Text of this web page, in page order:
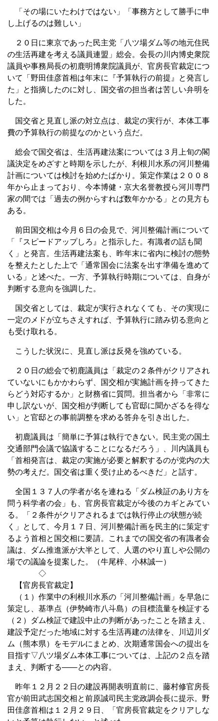
「その場にいたわけではない」「事務方として勝手に申
し上げるのは難しい」
２０日に東京であった民主党「八ツ場ダム等の地元住民
の生活再建を考える議員連盟」総会。会長の川内博史衆院
議員や事務局長の初鹿明博衆院議員が、官房長官裁定につ
いて「野田佳彦首相は年末に『予算執行の前提』と発言し
た」と指摘したのに対し、国交省の担当者は苦しい弁明を
した。
国交省と見直し派の対立点は、裁定の実行が、本体工事
費の予算執行の前提なのかという点だ。
総会で国交省は、生活再建法案については３月上旬の閣
議決定をめざすと時期を示したが、利根川水系の河川整備
計画については検討を始めたばかり。策定作業は２００８
年から止まっており、今本博健・京大名誉教授ら河川専門
家の間では「過去の例からすれば数年かかる」との見方も
ある。
前田国交相は今月６日の会見で、河川整備計画について
「『スピードアップしろ』と指示した。有識者の話も聞
く」と発言。生活再建法案も、昨年末に省内に検討の態勢
を整えたとした上で「通常国会に法案を出す準備を進めて
いる」と述べた。一方、予算執行時期については、自身が
判断する意向を強調した。
国交省としては、裁定が実行されなくても、その実現に
一定のメドが立ちさえすれば、予算執行に踏み切る意向と
も受け取れる。
こうした状況に、見直し派は反発を強めている。
２０日の総会で初鹿議員は「裁定の２条件がクリアされ
ていないにもかかわらず、国交相が実施計画を持ってきた
らどう対応するか」と財務省に質問。担当者から「非常に
申し訳ないが、国交相が判断しても官邸に聞かざるを得な
い」と官邸との事前調整を求める答弁を引き出した。
初鹿議員は「簡単に予算は執行できない。民主党の国土
交通部門会議で協議することになるだろう」、川内議員も
「首相発言は、裁定の実施が必要と解釈するのが党内の大
勢の考えだ。国交省は重く受け止めるべきだ」と話す。
全国１３７人の学者が名を連ねる「ダム検証のあり方を
問う科学者の会」も、官房長官裁定が今後のカギとみてい
る。「２条件がクリアされるまでは執行停止の状態が続
く」として、今月１７日、河川整備計画を民主的に策定す
るよう首相と国交相に要請。これまでの国交省の有識者会
議は、ダム推進派が大半として、人選のやり直しや公開の
場での議論を提案した。（牛尾梓、小林誠一）
◇
【官房長官裁定】
（１）作業中の利根川水系の「河川整備計画」を早急に
策定し、基準点（伊勢崎市八斗島）の目標流量を検証する
（２）ダム検証で建設中止の判断があったことを踏まえ、
建設予定だった地域に対する生活再建の法律を、川辺川ダ
ム（熊本県）をモデルにまとめ、次期通常国会への提出を
目指す▽八ツ場ダム本体工事については、上記の２点を踏
まえ、判断する――との内容。
昨年１２月２２日の建設再開表明直前に、藤村修官房長
官が前田武志国交相と前原誠司民主党政調会長に提示。野
田佳彦首相は１２月２９日、「官房長官裁定をクリアしな